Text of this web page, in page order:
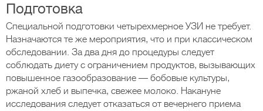
Подготовка
Специальной подготовки четырехмерное УЗИ не требует.
Назначаются те же мероприятия, что и при классическом
обследовании. За два дня до процедуры следует
соблюдать диету с ограничением продуктов, вызывающих
повышенное газообразование — бобовые культуры,
ржаной хлеб и выпечка, свежее молоко. Накануне
исследования следует отказаться от вечернего приема